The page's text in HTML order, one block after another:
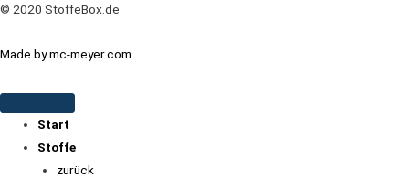
© 2020 StoffeBox.de
Made by mc-meyer.com
Start
Stoffe
zurück